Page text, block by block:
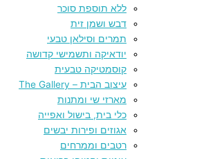
ללא תוספת סוכר
דבש ושמן זית
תמרים וסילאן טבעי
יודאיקה ותשמישי קדושה
קוסמטיקה טבעית
עיצוב הבית – The Gallery
מארזי שי ומתנות
כלי בית, בישול ואפייה
אגוזים ופירות יבשים
רטבים וממרחים